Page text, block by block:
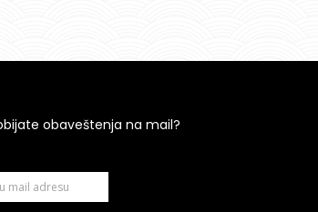
obaveštenja na mail?